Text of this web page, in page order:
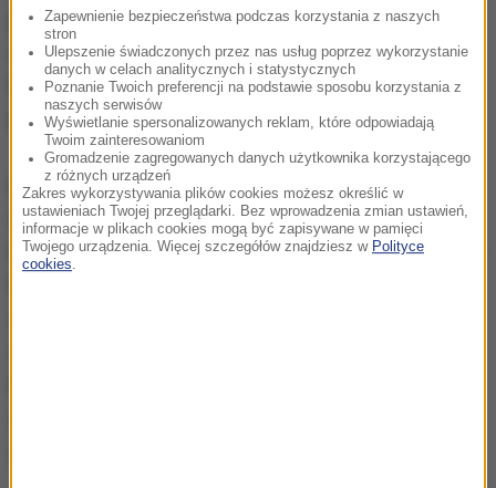
posiłek przedstawicieli władz państwowych PRL i
delegacji opozycji w komnacie Pałacu Rady
Ministrów w Warszawie w pierwszych dniach
kwietnia 1989 r.
Na fotografiach można także zobaczyć obrady przy
Okrągłym Stole przedstawicieli władz państwowych
PRL z delegatami opozycji, w komnacie Pałacu Rady
Zapewnienie bezpieczeństwa podczas korzystania z naszych
stron
Ulepszenie świadczonych przez nas usług poprzez wykorzystanie
danych w celach analitycznych i statystycznych
Poznanie Twoich preferencji na podstawie sposobu korzystania z
naszych serwisów
Wyświetlanie spersonalizowanych reklam, które odpowiadają
Twoim zainteresowaniom
Gromadzenie zagregowanych danych użytkownika korzystającego
z różnych urządzeń
Zakres wykorzystywania plików cookies możesz określić w
ustawieniach Twojej przeglądarki. Bez wprowadzenia zmian ustawień,
informacje w plikach cookies mogą być zapisywane w pamięci
Twojego urządzenia. Więcej szczegółów znajdziesz w Polityce
cookies